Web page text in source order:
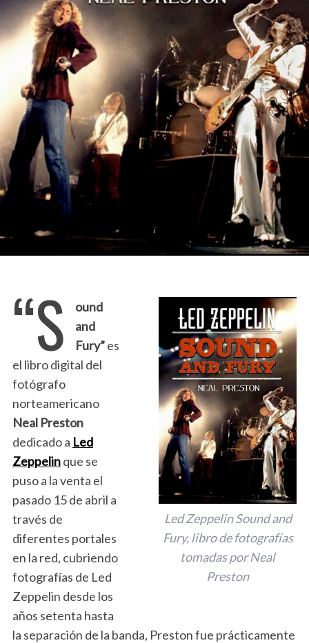
Led Zeppelin Sound and
Fury, libro de fotografías
tomadas por Neal
Preston
“S
ound
and
Fury”es
el libro digital del
fotógrafo
norteamericano
Neal Preston
dedicado a Led
Zeppelinque se
puso a la venta el
pasado 15 de abril a
través de
diferentes portales
en la red, cubriendo
fotografías de Led
Zeppelin desde los
años setenta hasta
la separación de la banda, Preston fue prácticamente